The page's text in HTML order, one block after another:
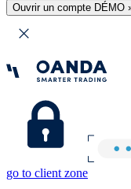
Ouvrir un compte DÉMO
go to client zone